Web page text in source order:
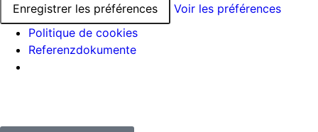
Enregistrer les préférences
Voir les préférences
Politique de cookies
Referenzdokumente